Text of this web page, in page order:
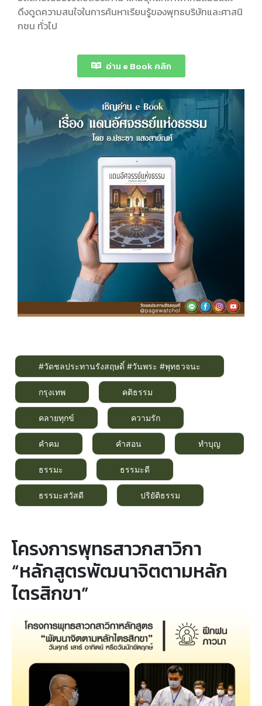
ดึงดูดความสนใจในการค้นหาเรียนรู้ของพุทธบริษัทและศาสนิ
กชน ทั่วไป
อ่าน e Book คลิก
#วัดชลประทานรังสฤษดิ์ #วันพระ #พุทธวจนะ
กรุงเทพ คติธรรม
คลายทุกข์ ความรัก
คำคม คำสอน ทำบุญ
ธรรมะ ธรรมะดี
ธรรมะสวัสดี ปริยัติธรรม
โครงการพุทธสาวกสาวิกา
“หลักสูตรพัฒนาจิตตามหลัก
ไตรสิกขา”